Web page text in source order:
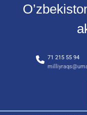
Diqqat e’lon!
71 215 55 94